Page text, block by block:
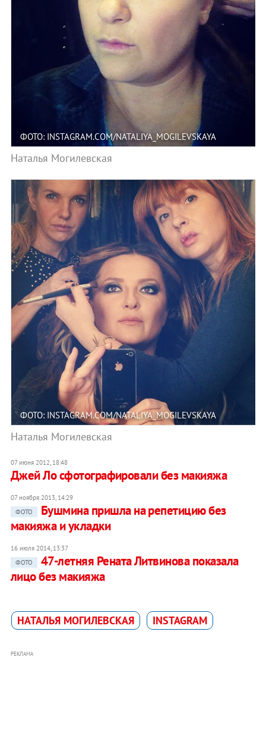
ФОТО: INSTAGRAM.COM/NATALIYA_MOGILEVSKAYA
Наталья Могилевская
ФОТО: INSTAGRAM.COM/NATALIYA_MOGILEVSKAYA
Наталья Могилевская
07 июня 2012, 18:48
Джей Ло сфотографировали без макияжа
07 ноября 2013, 14:29
ФОТО
Бушмина пришла на репетицию без
макияжа и укладки
16 июля 2014, 13:37
ФОТО
47-летняя Рената Литвинова показала
лицо без макияжа
НАТАЛЬЯ МОГИЛЕВСКАЯ INSTAGRAM
РЕКЛАМА